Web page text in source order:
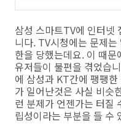
삼성 스마트TV에 인터넷
니다. TV시청에는 문제
한을 당했는데요. 이 때
유저들이 불편을 겪었습
에 삼성과 KT간에 팽팽
가 일어난것은 사실 비슷
런 분제가 언젠가는 터질
립성이라는 부분을 들 수